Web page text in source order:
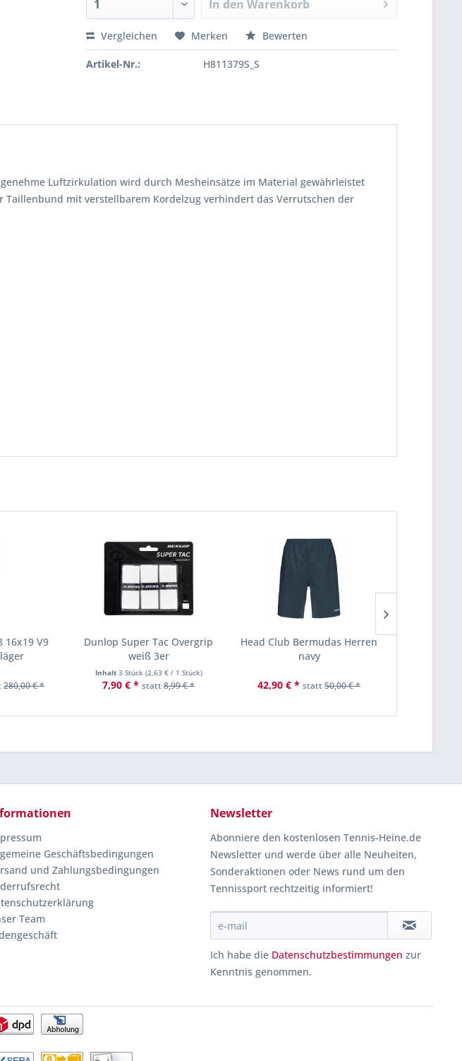
In den Warenkorb
Vergleichen Merken Bewerten
Artikel-Nr.: H811379S_S
Luftzirkulation wird durch Mesheinsätze im Material gewährleistet
mit verstellbarem Kordelzug verhindert das Verrutschen der
16x19 V9
280,00 € *
Dunlop Super Tac Overgrip
weiß 3er
Inhalt 3 Stück (2,63 €/ 1 Stück)
7,90 € * statt8,99 € *
Head Club Bermudas Herren
navy
42,90 € * statt50,00 € *
Geschäftsbedingungen
und Zahlungsbedingungen
Team
Newsletter
Abonniere den kostenlosen Tennis-Heine.de
Newsletter und werde über alle Neuheiten,
Sonderaktionen oder News rund um den
Tennissport rechtzeitig informiert!
Ich habe die Datenschutzbestimmungen zur
Kenntnis genommen.